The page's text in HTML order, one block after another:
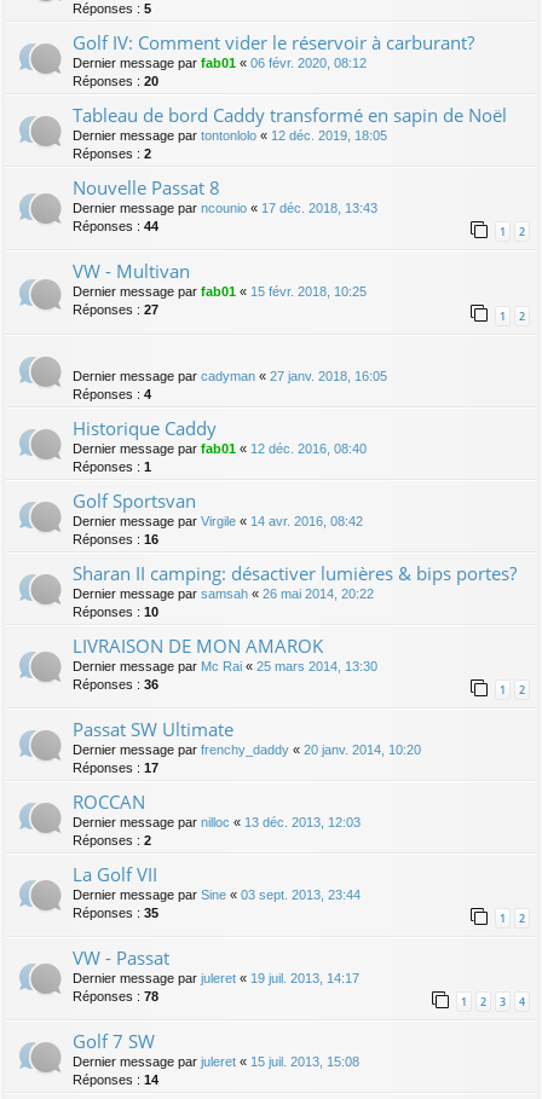
Réponses : 5
Golf IV: Comment vider le réservoir à carburant?
Dernier message par fab01 « 06 févr. 2020, 08:12
Réponses : 20
Tableau de bord Caddy transformé en sapin de Noël
Dernier message par tontonlolo « 12 déc. 2019, 18:05
Réponses : 2
Nouvelle Passat 8
Dernier message par ncounio « 17 déc. 2018, 13:43
Réponses : 44 1 2
VW - Multivan
Dernier message par fab01 « 15 févr. 2018, 10:25
Réponses : 27 1 2
Dernier message par cadyman « 27 janv. 2018, 16:05
Réponses : 4
Historique Caddy
Dernier message par fab01 « 12 déc. 2016, 08:40
Réponses : 1
Golf Sportsvan
Dernier message par Virgile « 14 avr. 2016, 08:42
Réponses : 16
Sharan II camping: désactiver lumières & bips portes?
Dernier message par samsah « 26 mai 2014, 20:22
Réponses : 10
LIVRAISON DE MON AMAROK
Dernier message par Mc Rai « 25 mars 2014, 13:30
Réponses : 36 1 2
Passat SW Ultimate
Dernier message par frenchy_daddy « 20 janv. 2014, 10:20
Réponses : 17
ROCCAN
Dernier message par nilloc « 13 déc. 2013, 12:03
Réponses : 2
La Golf VII
Dernier message par Sine « 03 sept. 2013, 23:44
Réponses : 35 1 2
VW - Passat
Dernier message par juleret « 19 juil. 2013, 14:17
Réponses : 78 1 2 3 4
Golf 7 SW
Dernier message par juleret « 15 juil. 2013, 15:08
Réponses : 14